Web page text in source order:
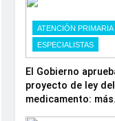
ATENCIÓN PRIMARIA
ESPECIALISTAS
El Gobierno
proyecto de ley del
medicamento: más